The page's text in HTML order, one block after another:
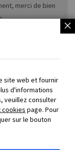
merci de bien
.
en ligne par carte
site web et fournir
d'informations
veuillez consulter
cookies page. Pour
sur le bouton